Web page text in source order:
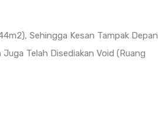
Sehingga Kesan Tampak Depan
Telah Disediakan Void (Ruang